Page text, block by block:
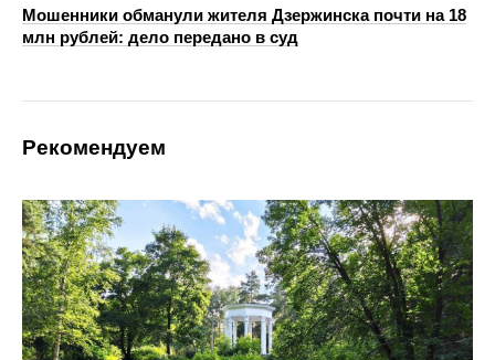
Мошенники обманули жителя Дзержинска почти на 18
млн рублей: дело передано в суд
Рекомендуем